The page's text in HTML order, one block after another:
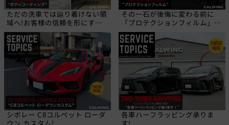
ただの洗車では辿り着けない領
域へ!お客様の信頼を形にす
る、職人の技!
その一石が後悔に変わる前に
「プロテクションフィルム」と
いう選択を!
シボレー C8コルベット ローダ
各車ハーフラッピング承りま